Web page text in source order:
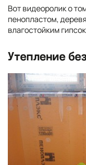
Вот видеоролик о
пенопластом,
влагостойким
Утепление